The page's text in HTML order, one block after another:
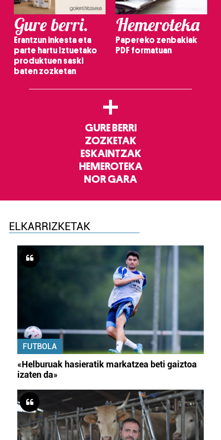
Gure berri.
Erantzun inkesta eta
parte hartu Iztuetako
produktuen saski
baten zozketan
Hemeroteka
Papereko zenbakiak
PDF formatuan
+
GURE BERRI
ZOZKETAK
ESKAINTZAK
HEMEROTEKA
NOR GARA
ELKARRIZKETAK
FUTBOLA
«Helburuak hasieratik markatzea beti gaiztoa
izaten da»